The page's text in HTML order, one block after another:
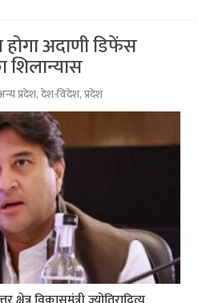
अदाणी डिफेंस
शिलान्यास
प्रदेश,देश-विदेश,प्रदेश